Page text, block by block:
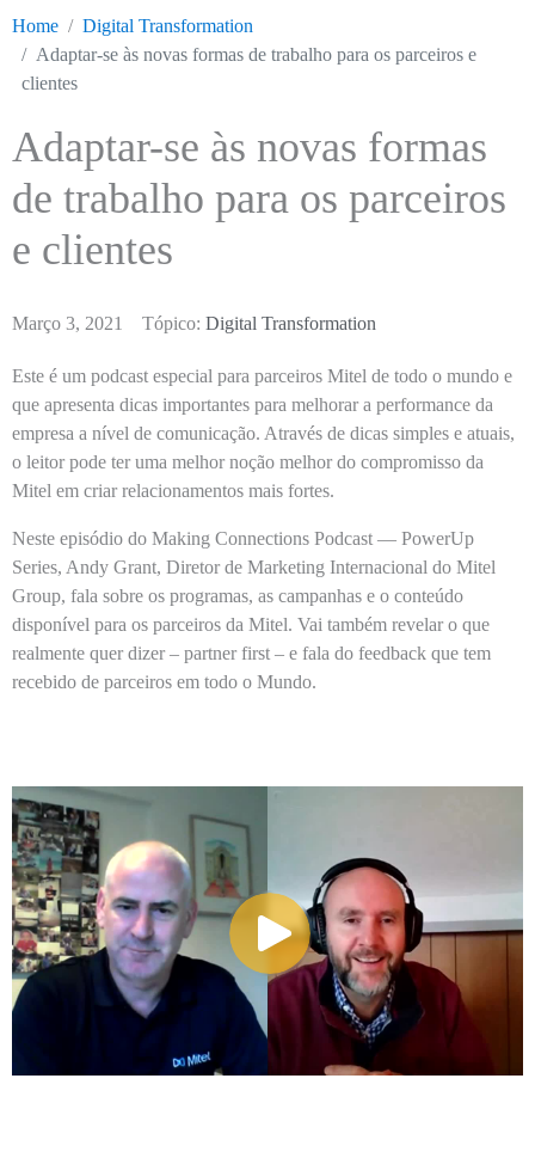
Home
Digital Transformation
Adaptar-se às novas formas de trabalho para os parceiros e
clientes
Adaptar-se às novas formas
de trabalho para os parceiros
e clientes
Março 3, 2021 Tópico: Digital Transformation
Este é um podcast especial para parceiros Mitel de todo o mundo e
que apresenta dicas importantes para melhorar a performance da
empresa a nível de comunicação. Através de dicas simples e atuais,
o leitor pode ter uma melhor noção melhor do compromisso da
Mitel em criar relacionamentos mais fortes.
Neste episódio do Making Connections Podcast — PowerUp
Series, Andy Grant, Diretor de Marketing Internacional do Mitel
Group, fala sobre os programas, as campanhas e o conteúdo
disponível para os parceiros da Mitel. Vai também revelar o que
realmente quer dizer – partner first – e fala do feedback que tem
recebido de parceiros em todo o Mundo.